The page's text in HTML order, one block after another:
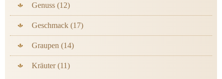
Genuss (12)
Geschmack (17)
Graupen (14)
Kräuter (11)